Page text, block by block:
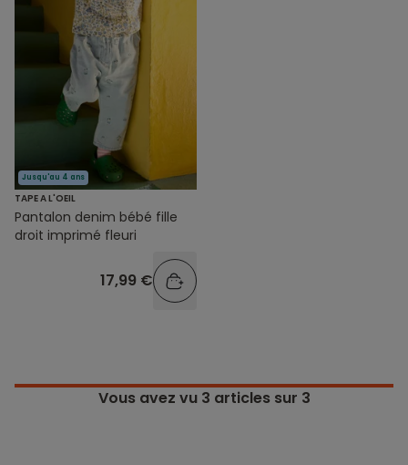
Jusqu'au 4 ans
TAPE A L'OEIL
Pantalon denim bébé fille
droit imprimé fleuri
17,99 €
Vous avez vu 3 articles sur 3